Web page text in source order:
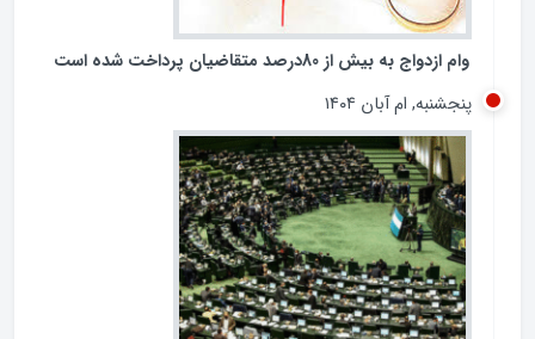
وام ازدواج به بیش از 80درصد متقاضیان پرداخت شده است
پنجشنبه, ام آبان ۱۴۰۴